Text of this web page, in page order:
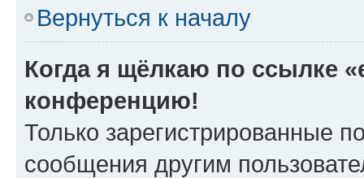
Вернуться к началу
Когда я щёлкаю по ссылке
конференцию!
Только зарегистрированные
сообщения другим